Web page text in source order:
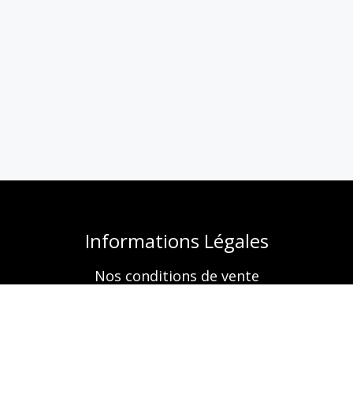
Informations Légales
Nos conditions de vente